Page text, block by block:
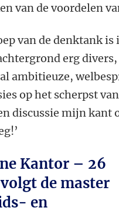
van de voordelen
van de denktank
erg
ambitieuze,
op het scherpst
discussie mijn kant
Kantor – 26
de master
en